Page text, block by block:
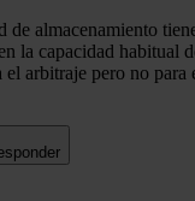
de almacenamiento
la capacidad habitual
el arbitraje pero no para